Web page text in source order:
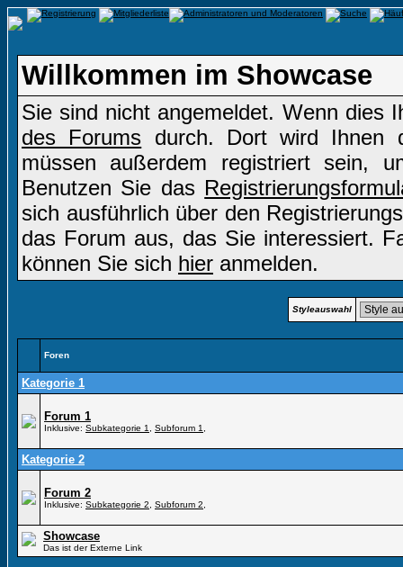
Willkommen im Showcase
Sie sind nicht angemeldet. Wenn
des Forums durch. Dort wird Ihnen
müssen außerdem registriert sein,
Benutzen Sie das
sich ausführlich über den
das Forum aus, das Sie interessiert.
können Sie sich hier anmelden.
Styleauswahl
Foren
Kategorie 1
Forum 1
Inklusive: Subkategorie 1 Subforum 1
Kategorie 2
Forum 2
Inklusive: Subkategorie 2 Subforum 2
Showcase
Das ist der Externe Link